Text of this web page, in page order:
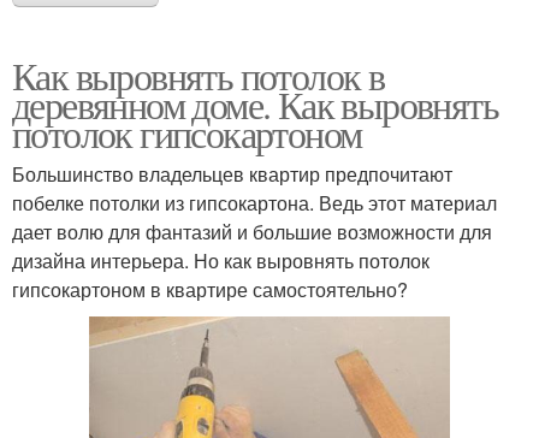
Как выровнять потолок в
деревянном доме. Как выровнять
потолок гипсокартоном
Большинство владельцев квартир предпочитают
побелке потолки из гипсокартона. Ведь этот материал
дает волю для фантазий и большие возможности для
дизайна интерьера. Но как выровнять потолок
гипсокартоном в квартире самостоятельно?